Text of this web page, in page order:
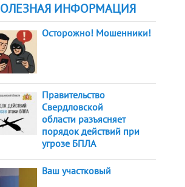
ИНФОРМАЦИЯ
Осторожно! Мошенники!
Правительство
Свердловской
области разъясняет
порядок действий при
угрозе БПЛА
Ваш участковый